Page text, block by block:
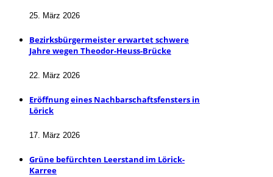
25. März 2026
Bezirksbürgermeister erwartet schwere
Jahre wegen Theodor-Heuss-Brücke
22. März 2026
Eröffnung eines Nachbarschaftsfensters in
Lörick
17. März 2026
Grüne befürchten Leerstand im Lörick-
Karree